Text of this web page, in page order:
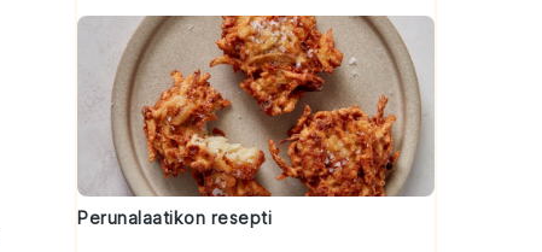
Perunalaatikon resepti